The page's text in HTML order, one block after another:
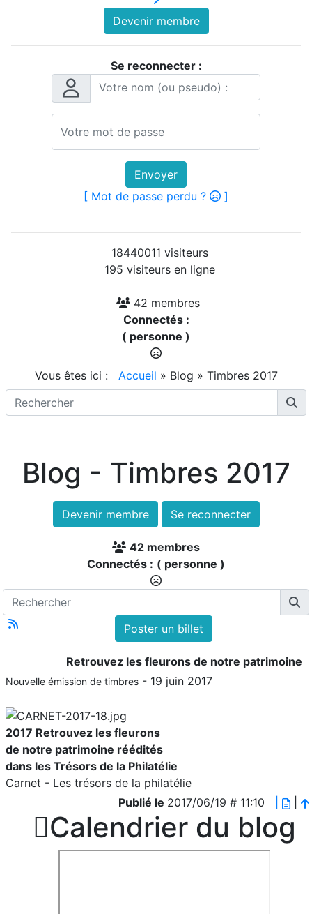
Devenir membre
Se reconnecter :
Envoyer
[ Mot de passe perdu ?
]
18440011 visiteurs
195 visiteurs en ligne
42 membres
Connectés :
( personne )
Vous êtes ici : Accueil » Blog » Timbres 2017
Blog - Timbres 2017
Devenir membre Se reconnecter
42 membres
Connectés : ( personne )
Poster un billet
Retrouvez les fleurons de notre patrimoine
Nouvelle émission de timbres - 19 juin 2017
2017 Retrouvez les fleurons
de notre patrimoine réédités
dans les Trésors de la Philatélie
Carnet - Les trésors de la philatélie
Publié le 2017/06/19 # 11:10
Calendrier du blog